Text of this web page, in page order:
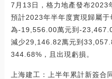
7月13日，格力地產發布2023
預計2023年半年度實現歸屬于
為-19,556.00萬元到-
減少29,146.82萬元到
344.68%，且出現虧損。
上海建工：上半年累計新簽